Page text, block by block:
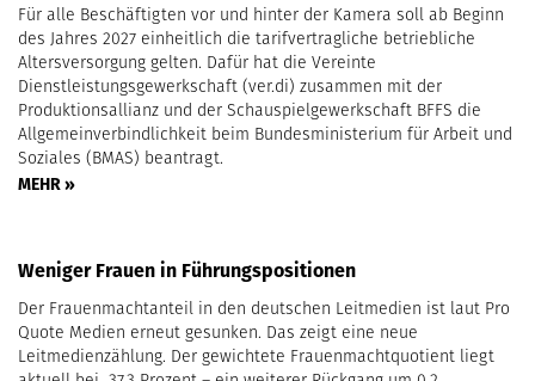
Für alle Beschäftigten vor und hinter der Kamera soll ab Beginn
des Jahres 2027 einheitlich die tarifvertragliche betriebliche
Altersversorgung gelten. Dafür hat die Vereinte
Dienstleistungsgewerkschaft (ver.di) zusammen mit der
Produktionsallianz und der Schauspielgewerkschaft BFFS die
Allgemeinverbindlichkeit beim Bundesministerium für Arbeit und
Soziales (BMAS) beantragt.
MEHR »
Weniger Frauen in Führungspositionen
Der Frauenmachtanteil in den deutschen Leitmedien ist laut Pro
Quote Medien erneut gesunken. Das zeigt eine neue
Leitmedienzählung. Der gewichtete Frauenmachtquotient liegt